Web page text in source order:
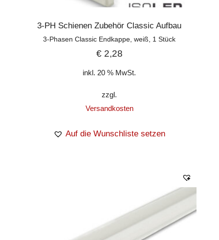
3-PH Schienen Zubehör Classic Aufbau
3-Phasen Classic Endkappe, weiß, 1 Stück
€2,28
inkl. 20 % MwSt.
zzgl.
Versandkosten
Auf die Wunschliste setzen